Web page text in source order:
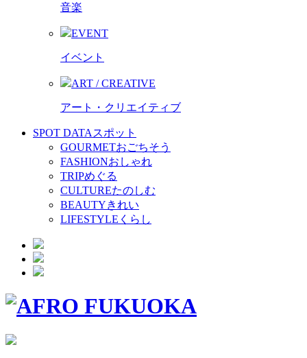
音楽
EVENT
イベント
ART / CREATIVE
アート・クリエイティブ
SPOT DATA スポット
GOURMETおごちそう
FASHIONおしゃれ
TRIPめぐる
CULTUREたのしむ
BEAUTYきれい
LIFESTYLE くらし